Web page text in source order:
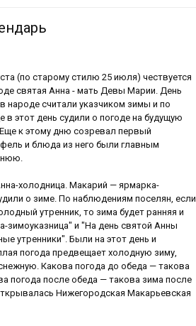
(по старому стилю 25 июля) чествуется
святая Анна - мать Девы Марии. День
народе считали указчиком зимы и по
в этот день судили о погоде на будущую
к этому дню созревал первый
и блюда из него были главным
холодница. Макарий — ярмарка-
о зиме. По наблюдениям поселян, если
утренник, то зима будет ранняя и
зимоуказница" и "На день святой Анны
утренники". Были на этот день и
погода предвещает холодную зиму,
Какова погода до обеда — такова
погода после обеда — такова зима после
Нижегородская Макарьевская